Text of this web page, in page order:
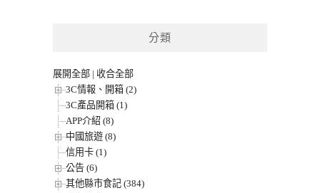
分類
展開全部 | 收合全部
3C情報、開箱 (2)
3C產品開箱 (1)
APP介紹 (8)
中國旅遊 (8)
信用卡 (1)
公告 (6)
其他縣市食記 (384)